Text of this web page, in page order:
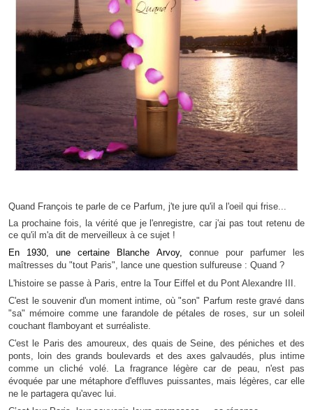
Quand François te parle de ce Parfum, j'te jure qu'il a l'oeil qui frise...
La prochaine fois, la vérité que je l'enregistre, car j'ai pas tout retenu de
ce qu'il m'a dit de merveilleux à ce sujet !
En 1930, une certaine Blanche Arvoy, connue pour parfumer les
maîtresses du "tout Paris", ance une question sulfureuse : Quand ?
L'histoire se passe à Paris, entre la Tour Eiffel et du Pont Alexandre III.
C'est le souvenir d'un moment intime, où "son" Parfum reste gravé dans
"sa" mémoire comme une farandole de pétales de roses, sur un soleil
couchant flamboyant et surréaliste.
C'est le Paris des amoureux, des quais de Seine, des péniches et des
ponts, loin des grands boulevards et des axes galvaudés, plus intime
comme un cliché volé. La fragrance légère car de peau, n'est pas
évoquée par une métaphore d'effluves puissantes, mais légères, car elle
ne le partagera qu'avec lui.